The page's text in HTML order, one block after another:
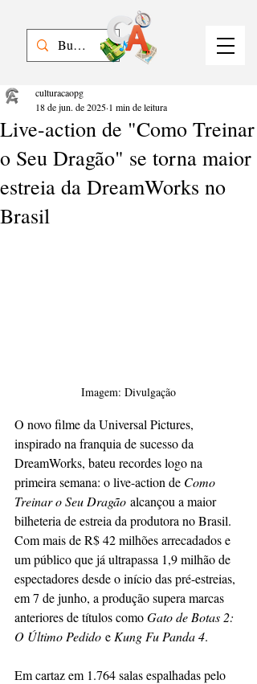
Live-action de "Como Treinar
o Seu Dragão" se torna maior
estreia da DreamWorks no
Brasil
culturacaopg
18 de jun. de 2025 1 min de leitura
Imagem: Divulgação
O novo filme da Universal Pictures,
inspirado na franquia de sucesso da
DreamWorks, bateu recordes logo na
primeira semana: o live-action de Como
Treinar o Seu Dragão alcançou a maior
bilheteria de estreia da produtora no Brasil.
Com mais de R$ 42 milhões arrecadados e
um público que já ultrapassa 1,9 milhão de
espectadores desde o início das pré-estreias,
em 7 de junho, a produção supera marcas
anteriores de títulos como Gato de Botas 2:
O Último Pedido e Kung Fu Panda 4.
Em cartaz em 1.764 salas espalhadas pelo